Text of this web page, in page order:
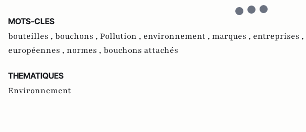
MOTS-CLES
bouteilles , bouchons , Pollution , environnement , marques , entreprises ,
européennes , normes , bouchons attachés
THEMATIQUES
Environnement